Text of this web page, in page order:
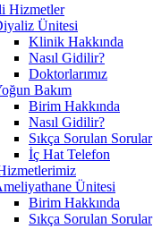
Hizmetler
Ünitesi
Klinik Hakkında
Nasıl Gidilir?
Doktorlarımız
Bakım
Birim Hakkında
Nasıl Gidilir?
Sıkça Sorulan Sorular
İç Hat Telefon
Ünitesi
Birim Hakkında
Sıkça Sorulan Sorular